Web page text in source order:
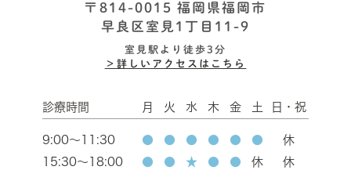
〒814-0015 福岡県福岡市
早良区室見1丁目11-9
室見駅より徒歩3分
＞詳しいアクセスはこちら
診療時間 月 火 水 木 金 土 日・祝
9:00～11:30 ● ● ● ● ● ●
休
15:30～18:00
● ● ★ ● ● 休 休